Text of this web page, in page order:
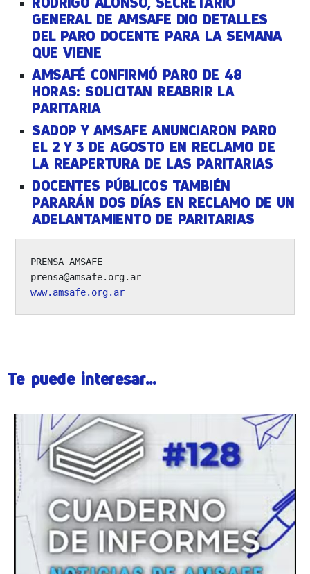
GENERAL DE AMSAFE DIO DETALLES
DEL PARO DOCENTE PARA LA SEMANA
QUE VIENE
AMSAFÉ CONFIRMÓ PARO DE 48
HORAS: SOLICITAN REABRIR LA
PARITARIA
SADOP Y AMSAFE ANUNCIARON PARO
EL 2 Y 3 DE AGOSTO EN RECLAMO DE
LA REAPERTURA DE LAS PARITARIAS
DOCENTES PÚBLICOS TAMBIÉN
PARARÁN DOS DÍAS EN RECLAMO DE UN
ADELANTAMIENTO DE PARITARIAS
PRENSA AMSAFE
www.amsafe.org.ar
Te puede interesar...